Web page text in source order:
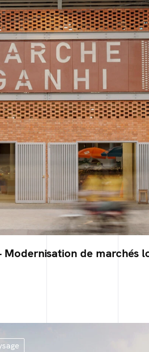
Modernisation de marchés